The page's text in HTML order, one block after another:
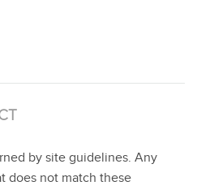
by site guidelines. Any
does not match these